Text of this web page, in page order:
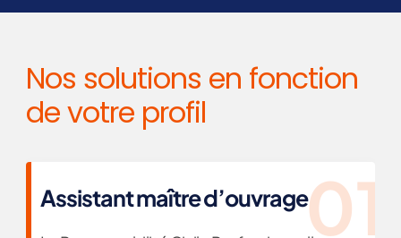
Nos solutions en fonction
de votre profil
Assistant maître d’ouvrage